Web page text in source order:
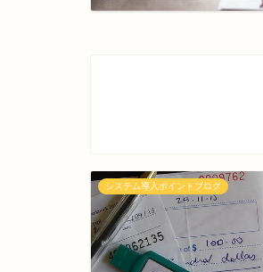
システム導入ポイントブログ